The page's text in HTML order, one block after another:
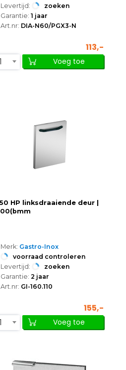
Levertijd: zoeken
Garantie: 1 jaar
Art.nr: DIA-N60/PGX3-N
113,-
1
Voeg toe
HP linksdraaiende deur |
Merk: Gastro-Inox
voorraad controleren
Levertijd: zoeken
Garantie: 2 jaar
Art.nr: GI-160.110
155,-
1
Voeg toe